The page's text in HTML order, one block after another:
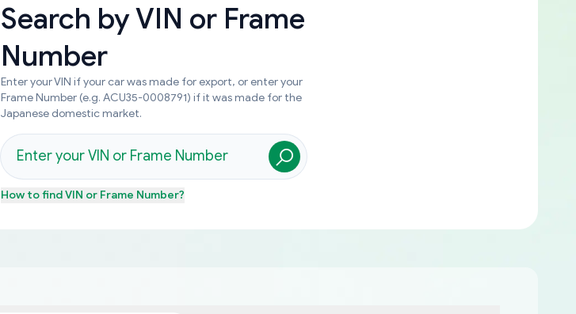
Search byVIN or Frame
Number
Enter your VIN if your car was made for export, or enter your
Frame Number (e.g. ACU35-0008791) if it was made for the
Japanese domestic market.
How to findVIN or Frame Number?